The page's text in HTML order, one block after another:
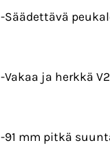
-Säädettävä
-Vakaa ja herkkä
-91 mm pitkä